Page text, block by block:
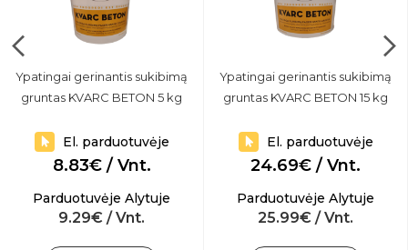
Ypatingai gerinantis sukibimą
gruntas KVARC BETON 5 kg
El. parduotuvėje
8.83€ / Vnt.
Parduotuvėje Alytuje
9.29€ / Vnt.
Ypatingai gerinantis sukibimą
gruntas KVARC BETON 15 kg
El. parduotuvėje
24.69€ / Vnt.
Parduotuvėje Alytuje
25.99€ / Vnt.